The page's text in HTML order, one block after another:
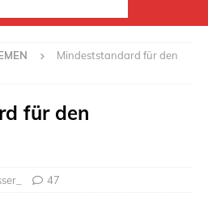
Mindeststandard für den
für den
47